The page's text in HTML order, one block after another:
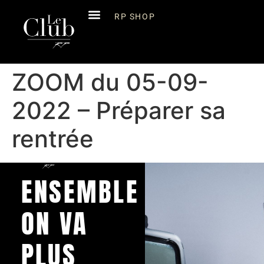
RP SHOP
ZOOM du 05-09-
2022 – Préparer sa
rentrée
ENSEMBLE
ON VA
PLUS